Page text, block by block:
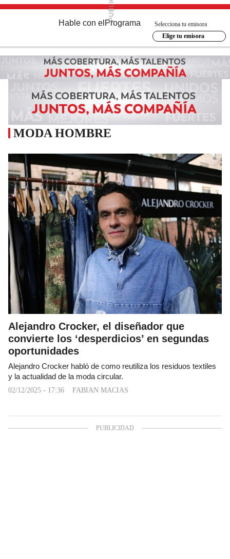
Hable con el Programa
Selecciona tu emisora
Elige tu emisora
MODA HOMBRE
Alejandro Crocker, el diseñador que
convierte los ‘desperdicios’ en segundas
oportunidades
Alejandro Crocker habló de como reutiliza los residuos textiles
y la actualidad de la moda circular.
02/12/2025 - 17:36 FABIAN MACIAS